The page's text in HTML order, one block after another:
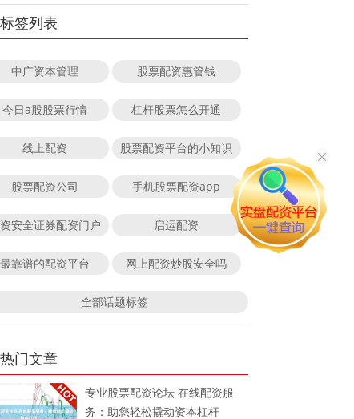
标签列表
中广资本管理 股票配资惠管钱
今日a股股票行情 杠杆股票怎么开通
线上配资 股票配资平台的小知识
股票配资公司 手机股票配资app
安全证券配资门户 启运配资
最靠谱的配资平台 网上配资炒股安全吗
全部话题标签
热门文章
专业股票配资论坛 在线配资服
务：助您轻松撬动资本杠杆